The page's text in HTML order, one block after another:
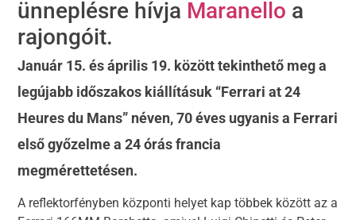
ünneplésre hívja Maranello a
rajongóit.
Január 15. és április 19. között tekinthető meg a
legújabb időszakos kiállításuk “Ferrari at 24
Heures du Mans” néven, 70 éves ugyanis a Ferrari
első győzelme a 24 órás francia
megmérettetésen.
A reflektorfényben központi helyet kap többek között az a